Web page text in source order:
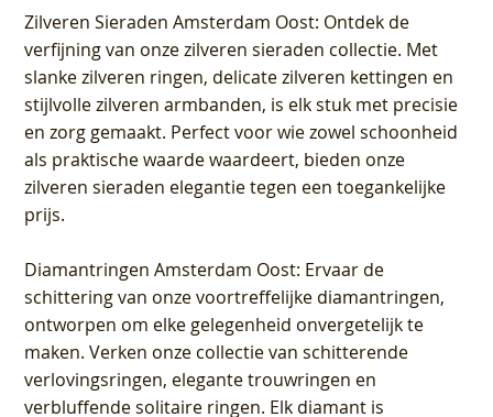
Zilveren Sieraden Amsterdam Oost: Ontdek de
verfijning van onze zilveren sieraden collectie. Met
slanke zilveren ringen, delicate zilveren kettingen en
stijlvolle zilveren armbanden, is elk stuk met precisie
en zorg gemaakt. Perfect voor wie zowel schoonheid
als praktische waarde waardeert, bieden onze
zilveren sieraden elegantie tegen een toegankelijke
prijs.
Diamantringen Amsterdam Oost: Ervaar de
schittering van onze voortreffelijke diamantringen,
ontworpen om elke gelegenheid onvergetelijk te
maken. Verken onze collectie van schitterende
verlovingsringen, elegante trouwringen en
verbluffende solitaire ringen. Elk diamant is